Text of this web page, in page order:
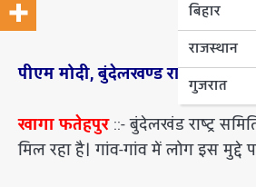
बिहार
राजस्थान
गुजरात
पीएम मोदी, बुंदेलखण्ड राज्य का
खागा फतेहपुर::- बुंदेलखंड राष्ट्र
मिल रहा है। गांव-गांव में लोग इस